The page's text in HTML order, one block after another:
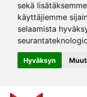
sekä
käyttäjiemme
selaamista
Hyväksyn